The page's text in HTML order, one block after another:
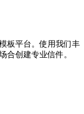
板平台。使用我们丰
合创建专业信件。